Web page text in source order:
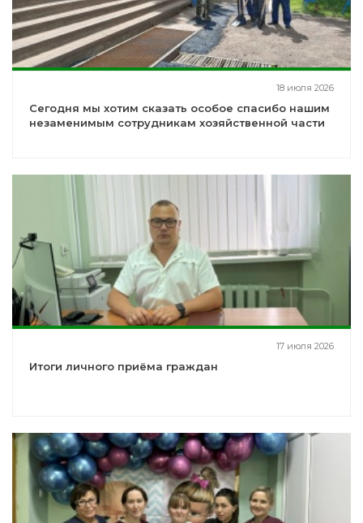
18 июля 2026
Сегодня мы хотим сказать особое спасибо нашим
незаменимым сотрудникам хозяйственной части
17 июля 2026
Итоги личного приёма граждан